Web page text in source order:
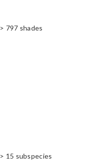
> 797 shades
> 15 subspecies